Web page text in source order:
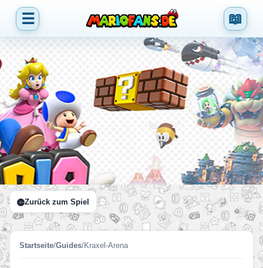
☰ 📖
Zurück zum Spiel
Startseite/Guides/Kraxel-Arena